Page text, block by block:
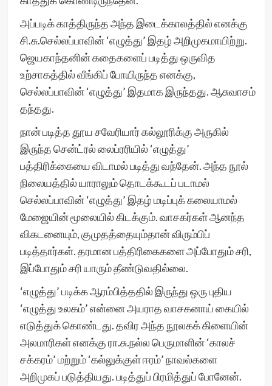
அப்படிக் காத்திருந்த அந்த இடைக்காலத்தில் எனக்கு
சி.சு.செல்லப்பாவின் ‘எழுத்து’ இதழ் அறிமுகமாயிற்று.
ஜெயகாந்தனின் கதைகளைப் படித்து ஒருவித
உற்சாகத்தில் வீங்கிப் போயிருந்த எனக்கு,
செல்லப்பாவின் ‘எழுத்து’ இதமாக இருந்தது. ஆசுவாசம்
தந்தது.
நான் படித்த தூய சவேரியார் கல்லூரிக்கு அருகில்
இருந்த சென்ட்ரல் லைப்ரரியில் ‘எழுத்து’
பத்திரிக்கையை விடாமல் படித்து வந்தேன். அந்த நூல்
நிலையத்தில் யாராலும் தொடக்கூடப் படாமல்
செல்லப்பாவின் ‘எழுத்து’ இதழ் மடிப்புக் கலையாமல்
மேஜையின் மூலையில் கிடக்கும். வாசகர்கள் ஆனந்த
விகடனையும், குமுதத்தையும்தான் விரும்பிப்
படித்தார்கள். தரமான பத்திரிகைகளை அப்போதும் சரி,
இப்போதும் சரி யாரும் தீண்டுவதில்லை.
‘எழுத்து’ படிக்க ஆரம்பித்ததில் இருந்து ஒரு புதிய
‘எழுத்து உலகம்’ என்னை அயராத வாசகனாய் கையில்
எடுத்துக் கொண்டது. தவிர அந்த நூலகக் கிளையின்
அலமாரிகள் எனக்கு ரா.சு.நல்ல பெருமாளின் ‘காலச்
சக்கரம்’ மற்றும் ‘கல்லுக்குள் ஈரம்’ நாவல்களை
அறிமுகப் படுத்தியது. படித்துப் பிரமித்துப் போனேன்.